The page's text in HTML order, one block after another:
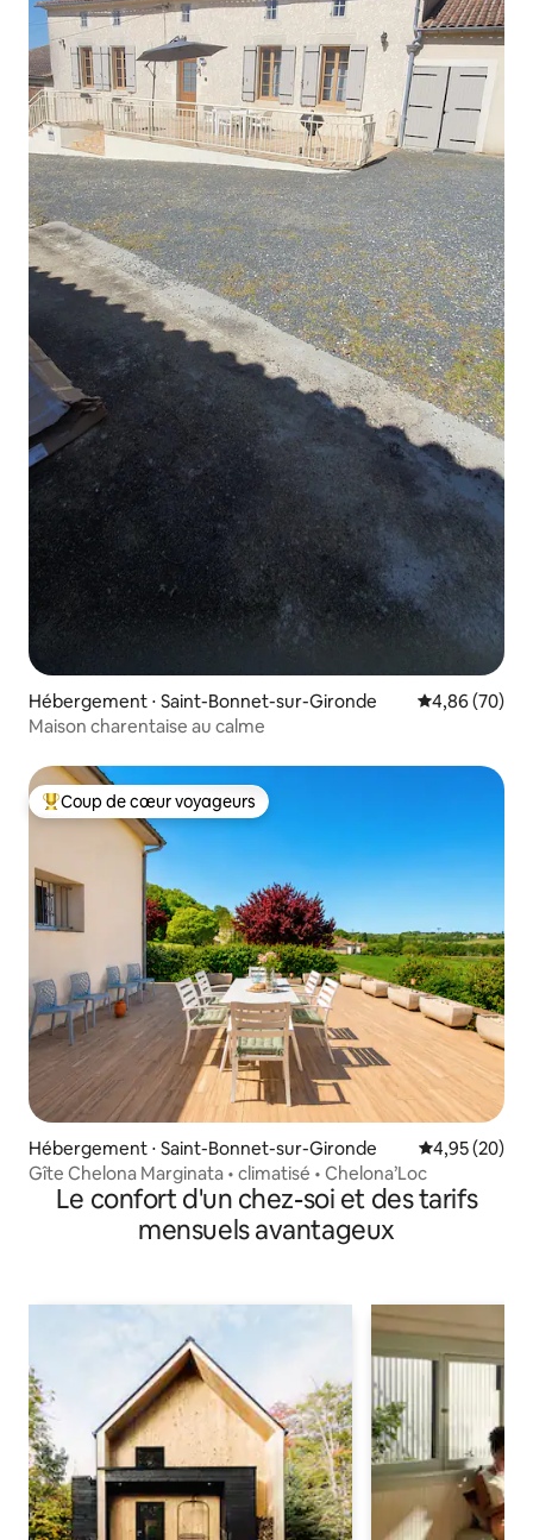
Hébergement ⋅ Saint-Bonnet-sur-Gironde Évaluation
4,86 (70)
Maison charentaise au calme
Coups de cœur voyageurs les plus appréciés
Coup de cœur voyageurs
Hébergement ⋅ Saint-Bonnet-sur-Gironde Évaluation
4,95 (20)
Gîte Chelona Marginata • climatisé • Chelona’Loc
Le confort d'un chez-soi et des tarifs
mensuels avantageux